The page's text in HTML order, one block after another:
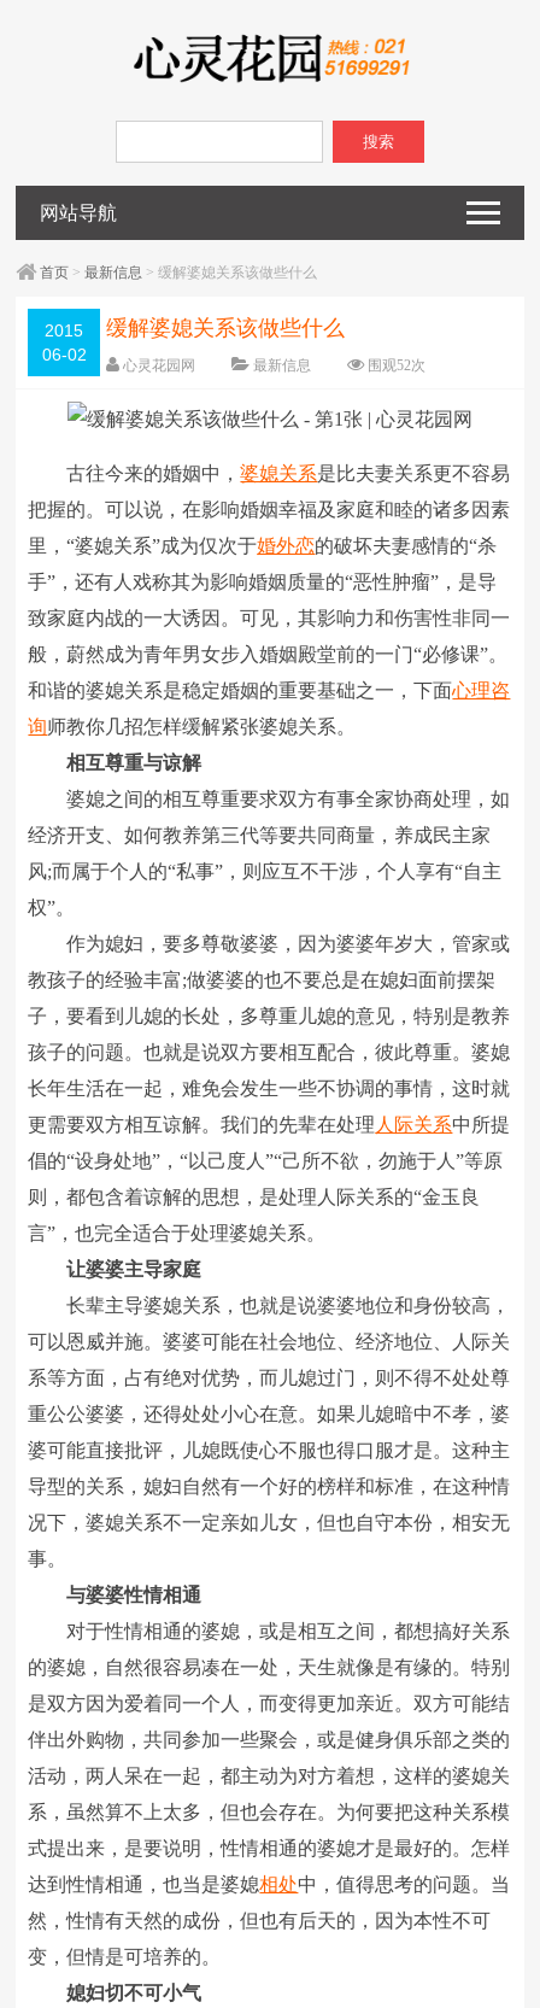
搜索
网站导航
首页 >最新信息 > 缓解婆媳关系该做些什么
2015
06-02
缓解婆媳关系该做些什么
心灵花园网 最新信息 围观52次
字体：大 中 小
古往今来的婚姻中，婆媳关系是比夫妻关系更不容易
把握的。可以说，在影响婚姻幸福及家庭和睦的诸多因素
里，“婆媳关系”成为仅次于婚外恋的破坏夫妻感情的“杀
手”，还有人戏称其为影响婚姻质量的“恶性肿瘤”，是导
致家庭内战的一大诱因。可见，其影响力和伤害性非同一
般，蔚然成为青年男女步入婚姻殿堂前的一门“必修课”。
和谐的婆媳关系是稳定婚姻的重要基础之一，下面心理咨
询师教你几招怎样缓解紧张婆媳关系。
相互尊重与谅解
婆媳之间的相互尊重要求双方有事全家协商处理，如
经济开支、如何教养第三代等要共同商量，养成民主家
风;而属于个人的“私事”，则应互不干涉，个人享有“自主
权”。
作为媳妇，要多尊敬婆婆，因为婆婆年岁大，管家或
教孩子的经验丰富;做婆婆的也不要总是在媳妇面前摆架
子，要看到儿媳的长处，多尊重儿媳的意见，特别是教养
孩子的问题。也就是说双方要相互配合，彼此尊重。婆媳
长年生活在一起，难免会发生一些不协调的事情，这时就
更需要双方相互谅解。我们的先辈在处理 人际关系中所提
倡的“设身处地”，“以己度人”“己所不欲，勿施于人”等原
则，都包含着谅解的思想，是处理人际关系的“金玉良
言”，也完全适合于处理婆媳关系。
让婆婆主导家庭
长辈主导婆媳关系，也就是说婆婆地位和身份较高，
可以恩威并施。婆婆可能在社会地位、经济地位、人际关
系等方面，占有绝对优势，而儿媳过门，则不得不处处尊
重公公婆婆，还得处处小心在意。如果儿媳暗中不孝，婆
婆可能直接批评，儿媳既使心不服也得口服才是。这种主
导型的关系，媳妇自然有一个好的榜样和标准，在这种情
况下，婆媳关系不一定亲如儿女，但也自守本份，相安无
事。
与婆婆性情相通
对于性情相通的婆媳，或是相互之间，都想搞好关系
的婆媳，自然很容易凑在一处，天生就像是有缘的。特别
是双方因为爱着同一个人，而变得更加亲近。双方可能结
伴出外购物，共同参加一些聚会，或是健身俱乐部之类的
活动，两人呆在一起，都主动为对方着想，这样的婆媳关
系，虽然算不上太多，但也会存在。为何要把这种关系模
式提出来，是要说明，性情相通的婆媳才是最好的。怎样
达到性情相通，也当是婆媳相处中，值得思考的问题。当
然，性情有天然的成份，但也有后天的，因为本性不可
变，但情是可培养的。
媳妇切不可小气